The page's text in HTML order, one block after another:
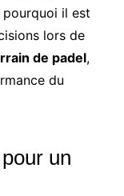
pourquoi il est
lors de
de padel,
du
un